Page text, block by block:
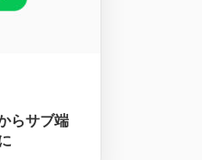
らサブ端